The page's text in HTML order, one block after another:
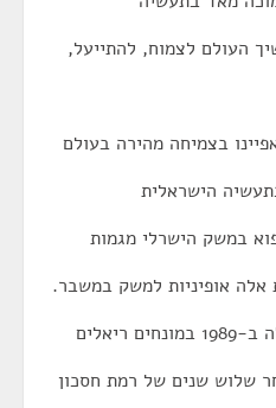
העולם לצמוח, להתייעל,
בצמיחה מהירה בעולם
הישראלית
התפתחו איפוא במשק הישרלי מגמות
אלה אופיניות למשק במשבר.
שלוש שנים של רמת חסכון